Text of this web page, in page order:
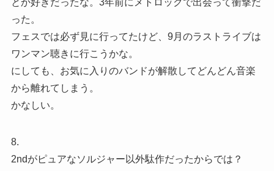
とか好きだったな。3年前にメトロックで出会って衝撃だ
った。
フェスでは必ず見に行ってたけど、9月のラストライブは
ワンマン聴きに行こうかな。
にしても、お気に入りのバンドが解散してどんどん音楽
から離れてしまう。
かなしい。
8.
2ndがピュアなソルジャー以外駄作だったからでは？